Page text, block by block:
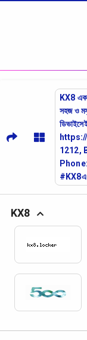
KX8
সহজ ও
1212,
#KX8এ
KX8